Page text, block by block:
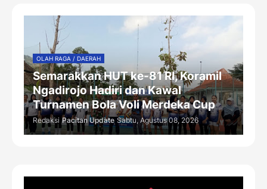
OLAH RAGA / DAERAH
Semarakkan HUT ke-81 RI, Koramil
Ngadirojo Hadiri dan Kawal
Turnamen Bola Voli Merdeka Cup
Redaksi Pacitan Update Sabtu, Agustus 08, 2026